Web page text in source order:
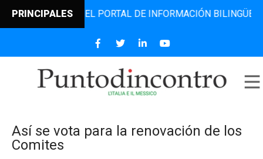
PRINCIPALESEL PORTAL DE INFORMACIÓN BILINGÜE
Así se vota para la renovación de los
Comites